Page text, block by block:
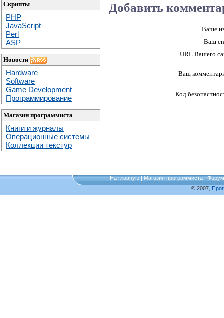
Скрипты
PHP
JavaScript
Perl
ASP
Новости
Hardware
Software
Game Development
Программирование
Магазин программиста
Книги и журналы
Операционные системы
Коллекции текстур
Добавить
Ваше
Ваш
URL Вашего
Ваш
Код
На главную|Магазин программиста|Форум
© 2007,